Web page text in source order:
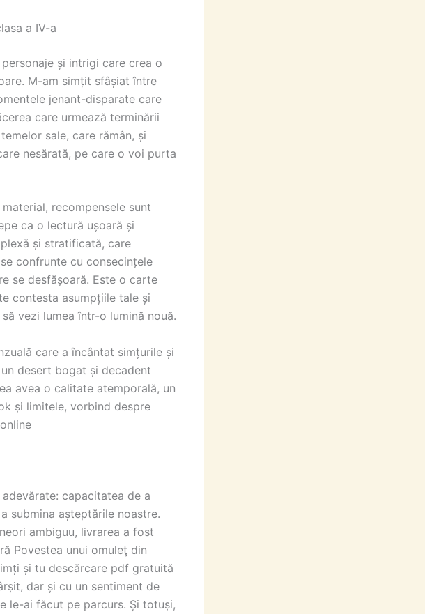
a IV-a
și intrigi care crea o
M-am simțit sfâșiat între
jenant-disparate care
care urmează terminării
sale, care rămân, și
nesărată, pe care o voi purta
recompensele sunt
ca o lectură ușoară și
și stratificată, care
confrunte cu consecințele
se desfășoară. Este o carte
contesta asumpțiile tale și
vezi lumea într-o lumină nouă.
care a încântat simțurile și
desert bogat și decadent
avea o calitate atemporală, un
și limitele, vorbind despre
capacitatea de a
submina așteptările noastre.
ambiguu, livrarea a fost
Povestea unui omuleţ din
și tu descărcare pdf gratuită
dar și cu un sentiment de
le-ai făcut pe parcurs. Și totuși,